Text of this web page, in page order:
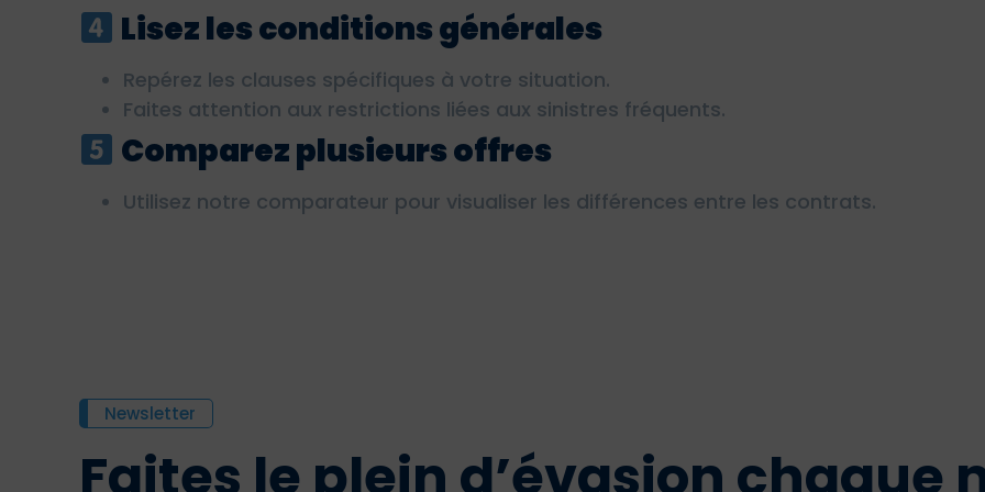
Lisez les conditions générales
Repérez les clauses spécifiques à votre situation.
Faites attention aux restrictions liées aux sinistres fréquents.
Comparez plusieurs offres
Utilisez notre comparateur pour visualiser les différences entre les contrats.
Newsletter
Faites le plein d’évasion chaque